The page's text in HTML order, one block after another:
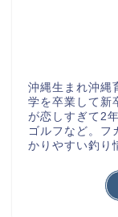
沖縄生まれ沖縄
学を卒業して新
が恋しすぎて2
ゴルフなど。フ
かりやすい釣り